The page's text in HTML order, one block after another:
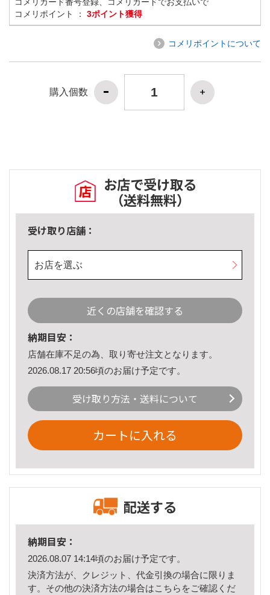
コメリポイント ： 3ポイント獲得
コメリポイントについて
購入個数
お店で受け取る
（送料無料）
受け取り店舗：
お店を選ぶ
近くの店舗を確認する
納期目安：
店舗在庫不足の為、取り寄せ注文となります。
2026.08.17 20:56頃のお届け予定です。
受け取り方法・送料について
カートに入れる
配送する
納期目安：
2026.08.07 14:14頃のお届け予定です。
決済方法が、クレジット、代金引換の場合に限りま
す。その他の決済方法の場合はこちら をご確認くだ